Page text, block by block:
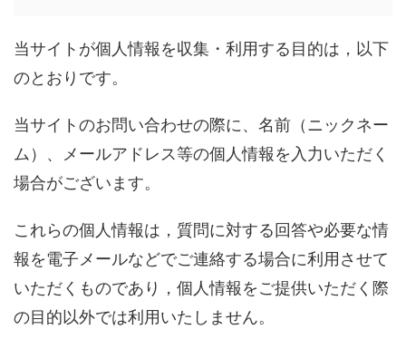
当サイトが個人情報を収集・利用する目的は，以下
のとおりです。
当サイトのお問い合わせの際に、名前（ニックネー
ム）、メールアドレス等の個人情報を入力いただく
場合がございます。
これらの個人情報は，質問に対する回答や必要な情
報を電子メールなどでご連絡する場合に利用させて
いただくものであり，個人情報をご提供いただく際
の目的以外では利用いたしません。